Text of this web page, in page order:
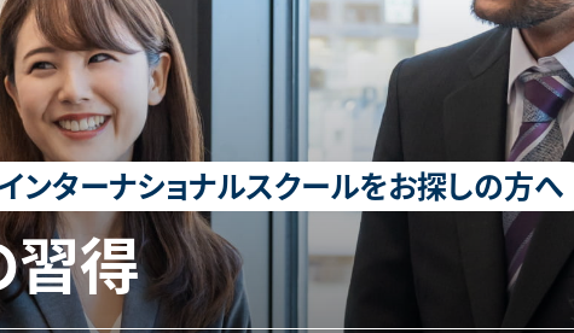
ンターナショナルスクールをお探しの方へ
習得